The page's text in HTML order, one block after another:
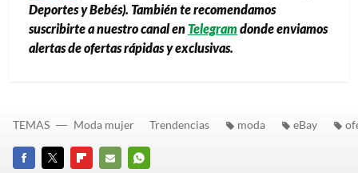
Deportes y Bebés). También te recomendamos
suscribirte a nuestro canal enTelegramdonde enviamos
alertas de ofertas rápidas y exclusivas.
TEMAS Moda mujer Trendencias moda eBay